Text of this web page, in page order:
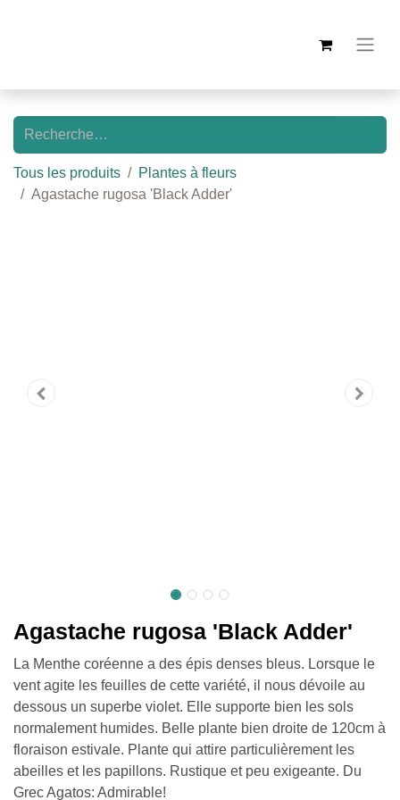
Tous les produits
Plantes à fleurs
Agastache rugosa 'Black Adder'
Agastache rugosa 'Black Adder'
La Menthe coréenne a des épis denses bleus. Lorsque le
vent agite les feuilles de cette variété, il nous dévoile au
dessous un superbe violet. Elle supporte bien les sols
normalement humides. Belle plante bien droite de 120cm à
floraison estivale. Plante qui attire particulièrement les
abeilles et les papillons. Rustique et peu exigeante. Du
Grec Agatos: Admirable!